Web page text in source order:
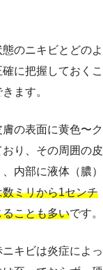
のニキビとどのよ
に把握しておくこ
ます。
の表面に黄色〜ク
り、その周囲の皮
内部に液体（膿）
数ミリから1センチ
ことも多いです。
キビは炎症によっ